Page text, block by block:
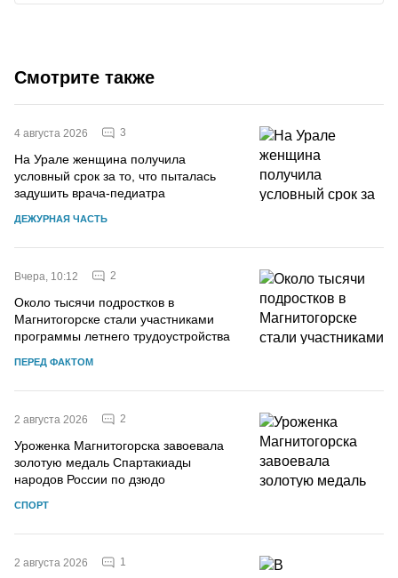
Смотрите также
4 августа 2026 3
На Урале женщина получила
условный срок за то, что пыталась
задушить врача-педиатра
ДЕЖУРНАЯ ЧАСТЬ
Вчера, 10:12 2
Около тысячи подростков в
Магнитогорске стали участниками
программы летнего трудоустройства
ПЕРЕД ФАКТОМ
2 августа 2026 2
Уроженка Магнитогорска завоевала
золотую медаль Спартакиады
народов России по дзюдо
СПОРТ
2 августа 2026 1